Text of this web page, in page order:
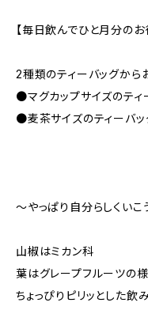
【毎日飲んでひと月分のお
2種類のティーバッグから
●マグカップサイズのティ
●麦茶サイズのティーバ
～やっぱり自分らしくいこ
山椒はミカン科
葉はグレープフルーツの
ちょっぴりピリッとした飲